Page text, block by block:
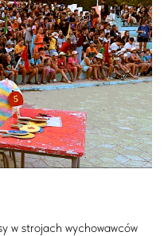
w strojach wychowawców